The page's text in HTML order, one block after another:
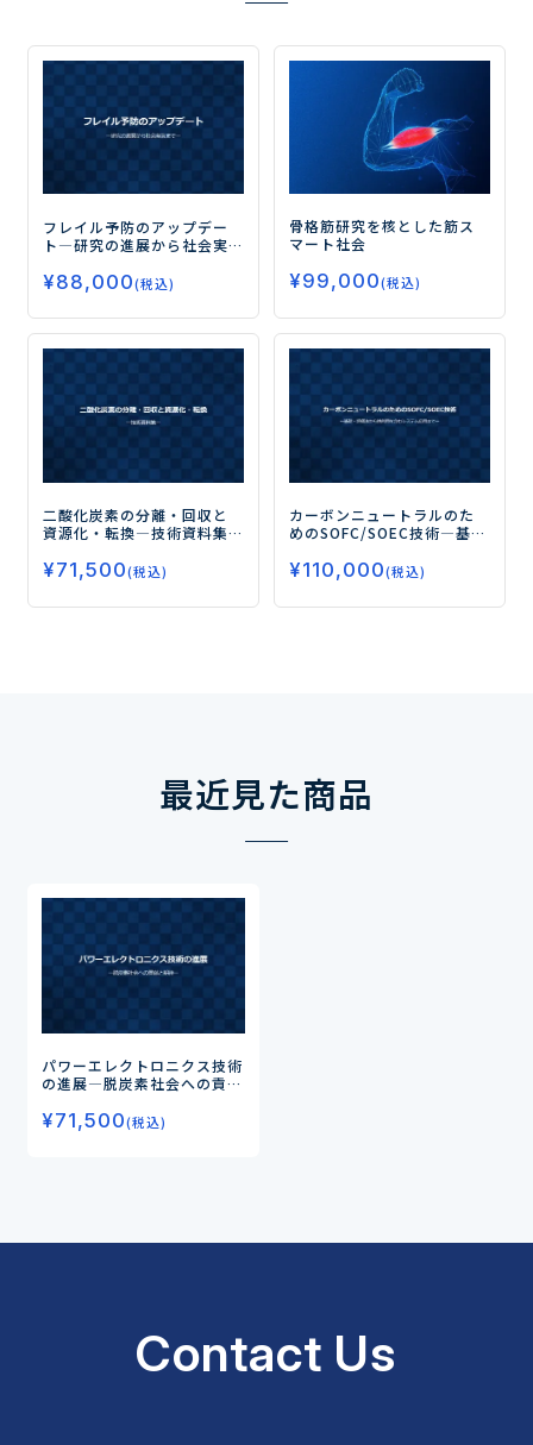
フレイル予防のアップデー
ト―研究の進展から社会実
¥88,000(税込)
骨格筋研究を核とした筋ス
マート社会
¥99,000(税込)
二酸化炭素の分離・回収と
資源化・転換―技術資料集
¥71,500(税込)
カーボンニュートラルのた
めのSOFC/SOEC技術―基
むシステム応用まで―
¥110,000(税込)
最近見た商品
パワーエレクトロニクス技術
の進展―脱炭素社会への貢献
¥71,500(税込)
Contact Us